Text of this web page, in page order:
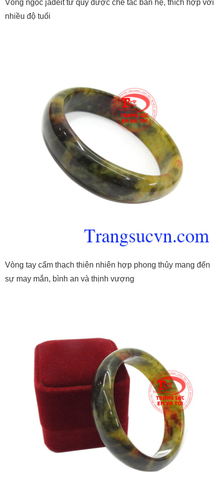
Vòng ngọc jadeit tứ quý được chế tác bản hẹ, thích hợp với
nhiều độ tuổi
Vòng tay cẩm thạch thiên nhiên hợp phong thủy mang đến
sự may mắn, bình an và thịnh vượng